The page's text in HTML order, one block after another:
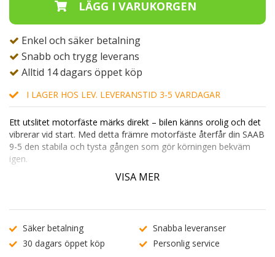
Enkel och säker betalning
Snabb och trygg leverans
Alltid 14 dagars öppet köp
I LAGER HOS LEV. LEVERANSTID 3-5 VARDAGAR
Ett utslitet motorfäste märks direkt – bilen känns orolig och det
vibrerar vid start. Med detta främre motorfäste återfår din SAAB
9-5 den stabila och tysta gången som gör körningen bekväm
igen.
OEM-standard – ersätter SAAB 5230693
Reducerar vibrationer och skyddar drivlina
Vid minsta osäkerhet kring kompatibilitet, kontakta vår
kundtjänst.
VISA MER
Säker betalning
Snabba leveranser
30 dagars öppet köp
Personlig service